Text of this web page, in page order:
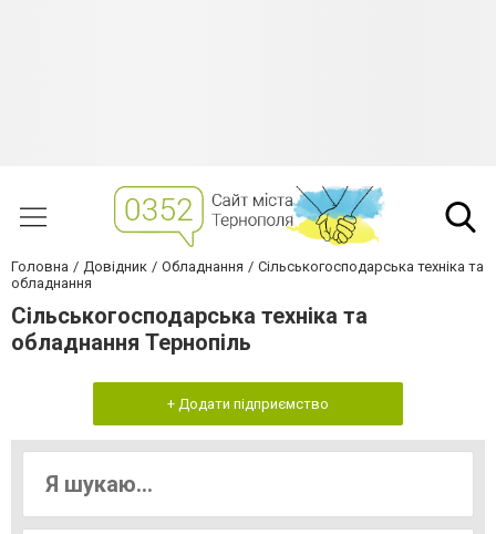
Головна Довідник Обладнання
Сільськогосподарська техніка та
обладнання
Сільськогосподарська техніка та
обладнання Тернопiль
+ Додати підприємство